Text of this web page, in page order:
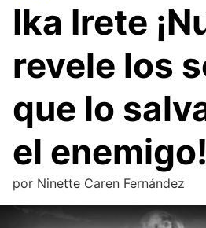
Ika Irete
revele los
que lo
el enemigo!
por Ninette Caren Fernández